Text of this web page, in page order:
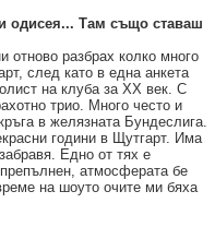
одисея... Там също ставаш
отново разбрах колко много
след като в една анкета
на клуба за ХХ век. С
трио. Много често и
в желязната Бундеслига.
години в Щутгарт. Има
Едно от тях е
атмосферата бе
на шоуто очите ми бяха